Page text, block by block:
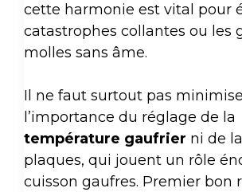
cette harmonie est vital pour
catastrophes collantes ou les
molles sans âme.
Il ne faut surtout pas
l’importance du réglage de la
température gaufrier ni de
plaques, qui jouent un rôle
cuisson gaufres. Premier bon